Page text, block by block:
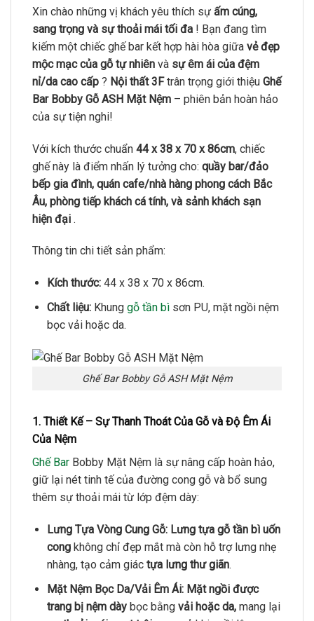
Xin chào những vị khách yêu thích sự ấm cúng,
sang trọng và sự thoải mái tối đa ! Bạn đang tìm
kiếm một chiếc ghế bar kết hợp hài hòa giữa vẻ đẹp
mộc mạc của gỗ tự nhiên và sự êm ái của đệm
nỉ/da cao cấp ? Nội thất 3Ftrân trọng giới thiệu Ghế
Bar Bobby Gỗ ASH Mặt Nệm – phiên bản hoàn hảo
của sự tiện nghi!
Với kích thước chuẩn 44 x 38 x 70 x 86cm, chiếc
ghế này là điểm nhấn lý tưởng cho: quầy bar/đảo
bếp gia đình, quán cafe/nhà hàng phong cách Bắc
Âu, phòng tiếp khách cá tính, và sảnh khách sạn
hiện đại .
Thông tin chi tiết sản phẩm:
Kích thước:44 x 38 x 70 x 86cm.
Chất liệu:Khung gỗ tần bìsơn PU, mặt ngồi nệm
bọc vải hoặc da.
Ghế Bar Bobby Gỗ ASH Mặt Nệm
1. Thiết Kế – Sự Thanh Thoát Của Gỗ và Độ Êm Ái
Của Nệm
Ghế Bar Bobby Mặt Nệm là sự nâng cấp hoàn hảo,
giữ lại nét tinh tế của đường cong gỗ và bổ sung
thêm sự thoải mái từ lớp đệm dày:
Lưng Tựa Vòng Cung Gỗ: Lưng tựa gỗ tần bì uốn
congkhông chỉ đẹp mắt mà còn hỗ trợ lưng nhẹ
nhàng, tạo cảm giác tựa lưng thư giãn.
Mặt Nệm Bọc Da/Vải Êm Ái: Mặt ngồi được
trang bị nệm dàybọc bằng vải hoặc da,mang lại